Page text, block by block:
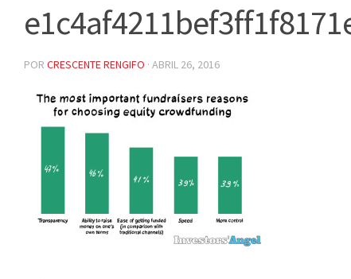
POR CRESCENTE RENGIFO · ABRIL 26, 2016